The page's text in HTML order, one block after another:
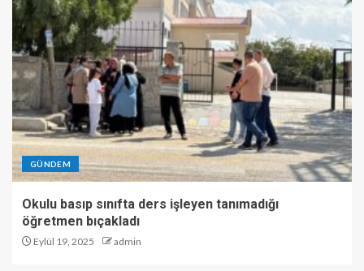
GÜNDEM
Okulu basıp sınıfta ders işleyen tanımadığı
öğretmen bıçakladı
Eylül 19, 2025 admin